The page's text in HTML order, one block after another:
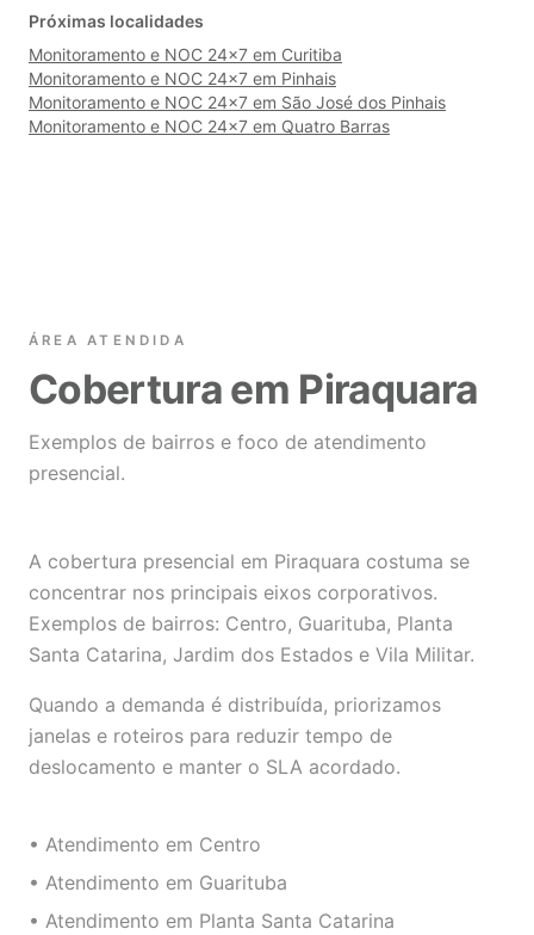
Próximas localidades
Monitoramento e NOC 24×7 em Curitiba
Monitoramento e NOC 24×7 em Pinhais
Monitoramento e NOC 24×7 em São José dos Pinhais
Monitoramento e NOC 24×7 em Quatro Barras
ÁREA ATENDIDA
Cobertura em Piraquara
Exemplos de bairros e foco de atendimento
presencial.
A cobertura presencial em Piraquara costuma se
concentrar nos principais eixos corporativos.
Exemplos de bairros: Centro, Guarituba, Planta
Santa Catarina, Jardim dos Estados e Vila Militar.
Quando a demanda é distribuída, priorizamos
janelas e roteiros para reduzir tempo de
deslocamento e manter o SLA acordado.
• Atendimento em Centro
• Atendimento em Guarituba
• Atendimento em Planta Santa Catarina